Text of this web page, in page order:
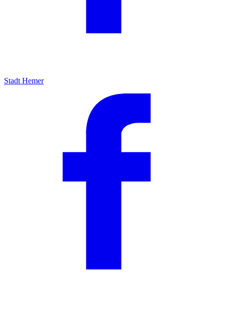
Stadt Hemer